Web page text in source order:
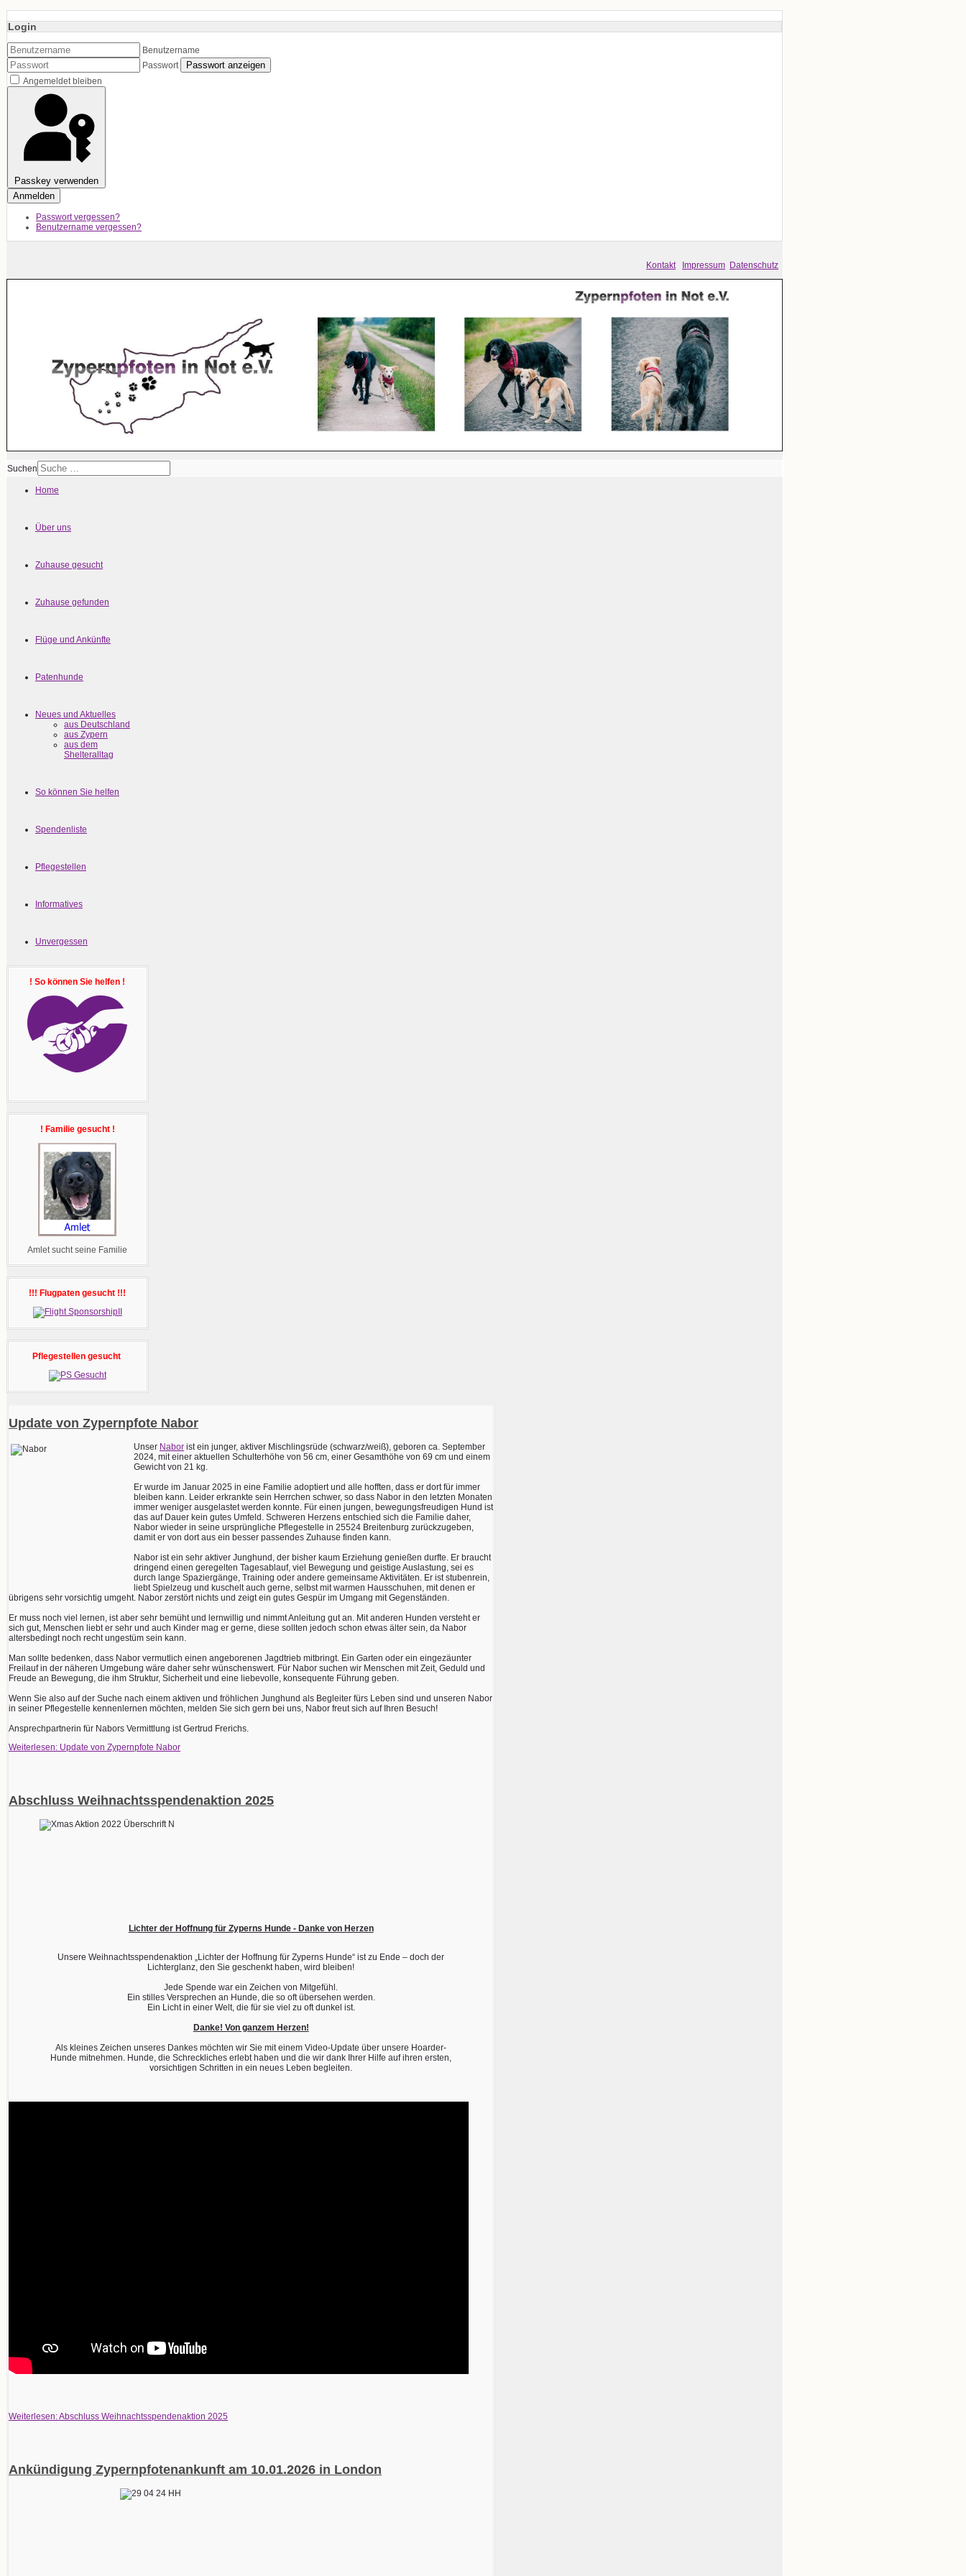
Login
Benutzername
Passwort
Passwort anzeigen
Angemeldet bleiben
Passkey verwenden
Anmelden
Passwort vergessen?
Benutzername vergessen?
Kontakt Impressum Datenschutz
Suchen
Home
Über uns
Zuhause gesucht
Zuhause gefunden
Flüge und Ankünfte
Patenhunde
Neues und Aktuelles
aus Deutschland
aus Zypern
aus dem
Shelteralltag
So können Sie helfen
Spendenliste
Pflegestellen
Informatives
Unvergessen
! So können Sie helfen !
! Familie gesucht !
Amlet sucht seine Familie
!!! Flugpaten gesucht !!!
Pflegestellen gesucht
Update von Zypernpfote Nabor
Unser Nabor ist ein junger, aktiver Mischlingsrüde (schwarz/weiß), geboren ca. September
2024, mit einer aktuellen Schulterhöhe von 56 cm, einer Gesamthöhe von 69 cm und einem
Gewicht von 21 kg.
Er wurde im Januar 2025 in eine Familie adoptiert und alle hofften, dass er dort für immer
bleiben kann. Leider erkrankte sein Herrchen schwer, so dass Nabor in den letzten Monaten
immer weniger ausgelastet werden konnte. Für einen jungen, bewegungsfreudigen Hund ist
das auf Dauer kein gutes Umfeld. Schweren Herzens entschied sich die Familie daher,
Nabor wieder in seine ursprüngliche Pflegestelle in 25524 Breitenburg zurückzugeben,
damit er von dort aus ein besser passendes Zuhause finden kann.
Nabor ist ein sehr aktiver Junghund, der bisher kaum Erziehung genießen durfte. Er braucht
dringend einen geregelten Tagesablauf, viel Bewegung und geistige Auslastung, sei es
durch lange Spaziergänge, Training oder andere gemeinsame Aktivitäten. Er ist stubenrein,
liebt Spielzeug und kuschelt auch gerne, selbst mit warmen Hausschuhen, mit denen er
übrigens sehr vorsichtig umgeht. Nabor zerstört nichts und zeigt ein gutes Gespür im Umgang mit Gegenständen.
Er muss noch viel lernen, ist aber sehr bemüht und lernwillig und nimmt Anleitung gut an. Mit anderen Hunden versteht er
sich gut, Menschen liebt er sehr und auch Kinder mag er gerne, diese sollten jedoch schon etwas älter sein, da Nabor
altersbedingt noch recht ungestüm sein kann.
Man sollte bedenken, dass Nabor vermutlich einen angeborenen Jagdtrieb mitbringt. Ein Garten oder ein eingezäunter
Freilauf in der näheren Umgebung wäre daher sehr wünschenswert. Für Nabor suchen wir Menschen mit Zeit, Geduld und
Freude an Bewegung, die ihm Struktur, Sicherheit und eine liebevolle, konsequente Führung geben.
Wenn Sie also auf der Suche nach einem aktiven und fröhlichen Junghund als Begleiter fürs Leben sind und unseren Nabor
in seiner Pflegestelle kennenlernen möchten, melden Sie sich gern bei uns, Nabor freut sich auf Ihren Besuch!
Ansprechpartnerin für Nabors Vermittlung ist Gertrud Frerichs.
Weiterlesen: Update von Zypernpfote Nabor
Abschluss Weihnachtsspendenaktion 2025
Lichter der Hoffnung für Zyperns Hunde - Danke von Herzen
Unsere Weihnachtsspendenaktion „Lichter der Hoffnung für Zyperns Hunde“ ist zu Ende – doch der
Lichterglanz, den Sie geschenkt haben, wird bleiben!
Jede Spende war ein Zeichen von Mitgefühl.
Ein stilles Versprechen an Hunde, die so oft übersehen werden.
Ein Licht in einer Welt, die für sie viel zu oft dunkel ist.
Danke! Von ganzem Herzen!
Als kleines Zeichen unseres Dankes möchten wir Sie mit einem Video-Update über unsere Hoarder-
Hunde mitnehmen. Hunde, die Schreckliches erlebt haben und die wir dank Ihrer Hilfe auf ihren ersten,
vorsichtigen Schritten in ein neues Leben begleiten.
Weiterlesen: Abschluss Weihnachtsspendenaktion 2025
Ankündigung Zypernpfotenankunft am 10.01.2026 in London